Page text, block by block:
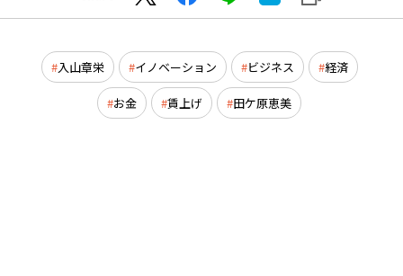
入山章栄 イノベーション ビジネス 経済
お金 賃上げ 田ケ原恵美